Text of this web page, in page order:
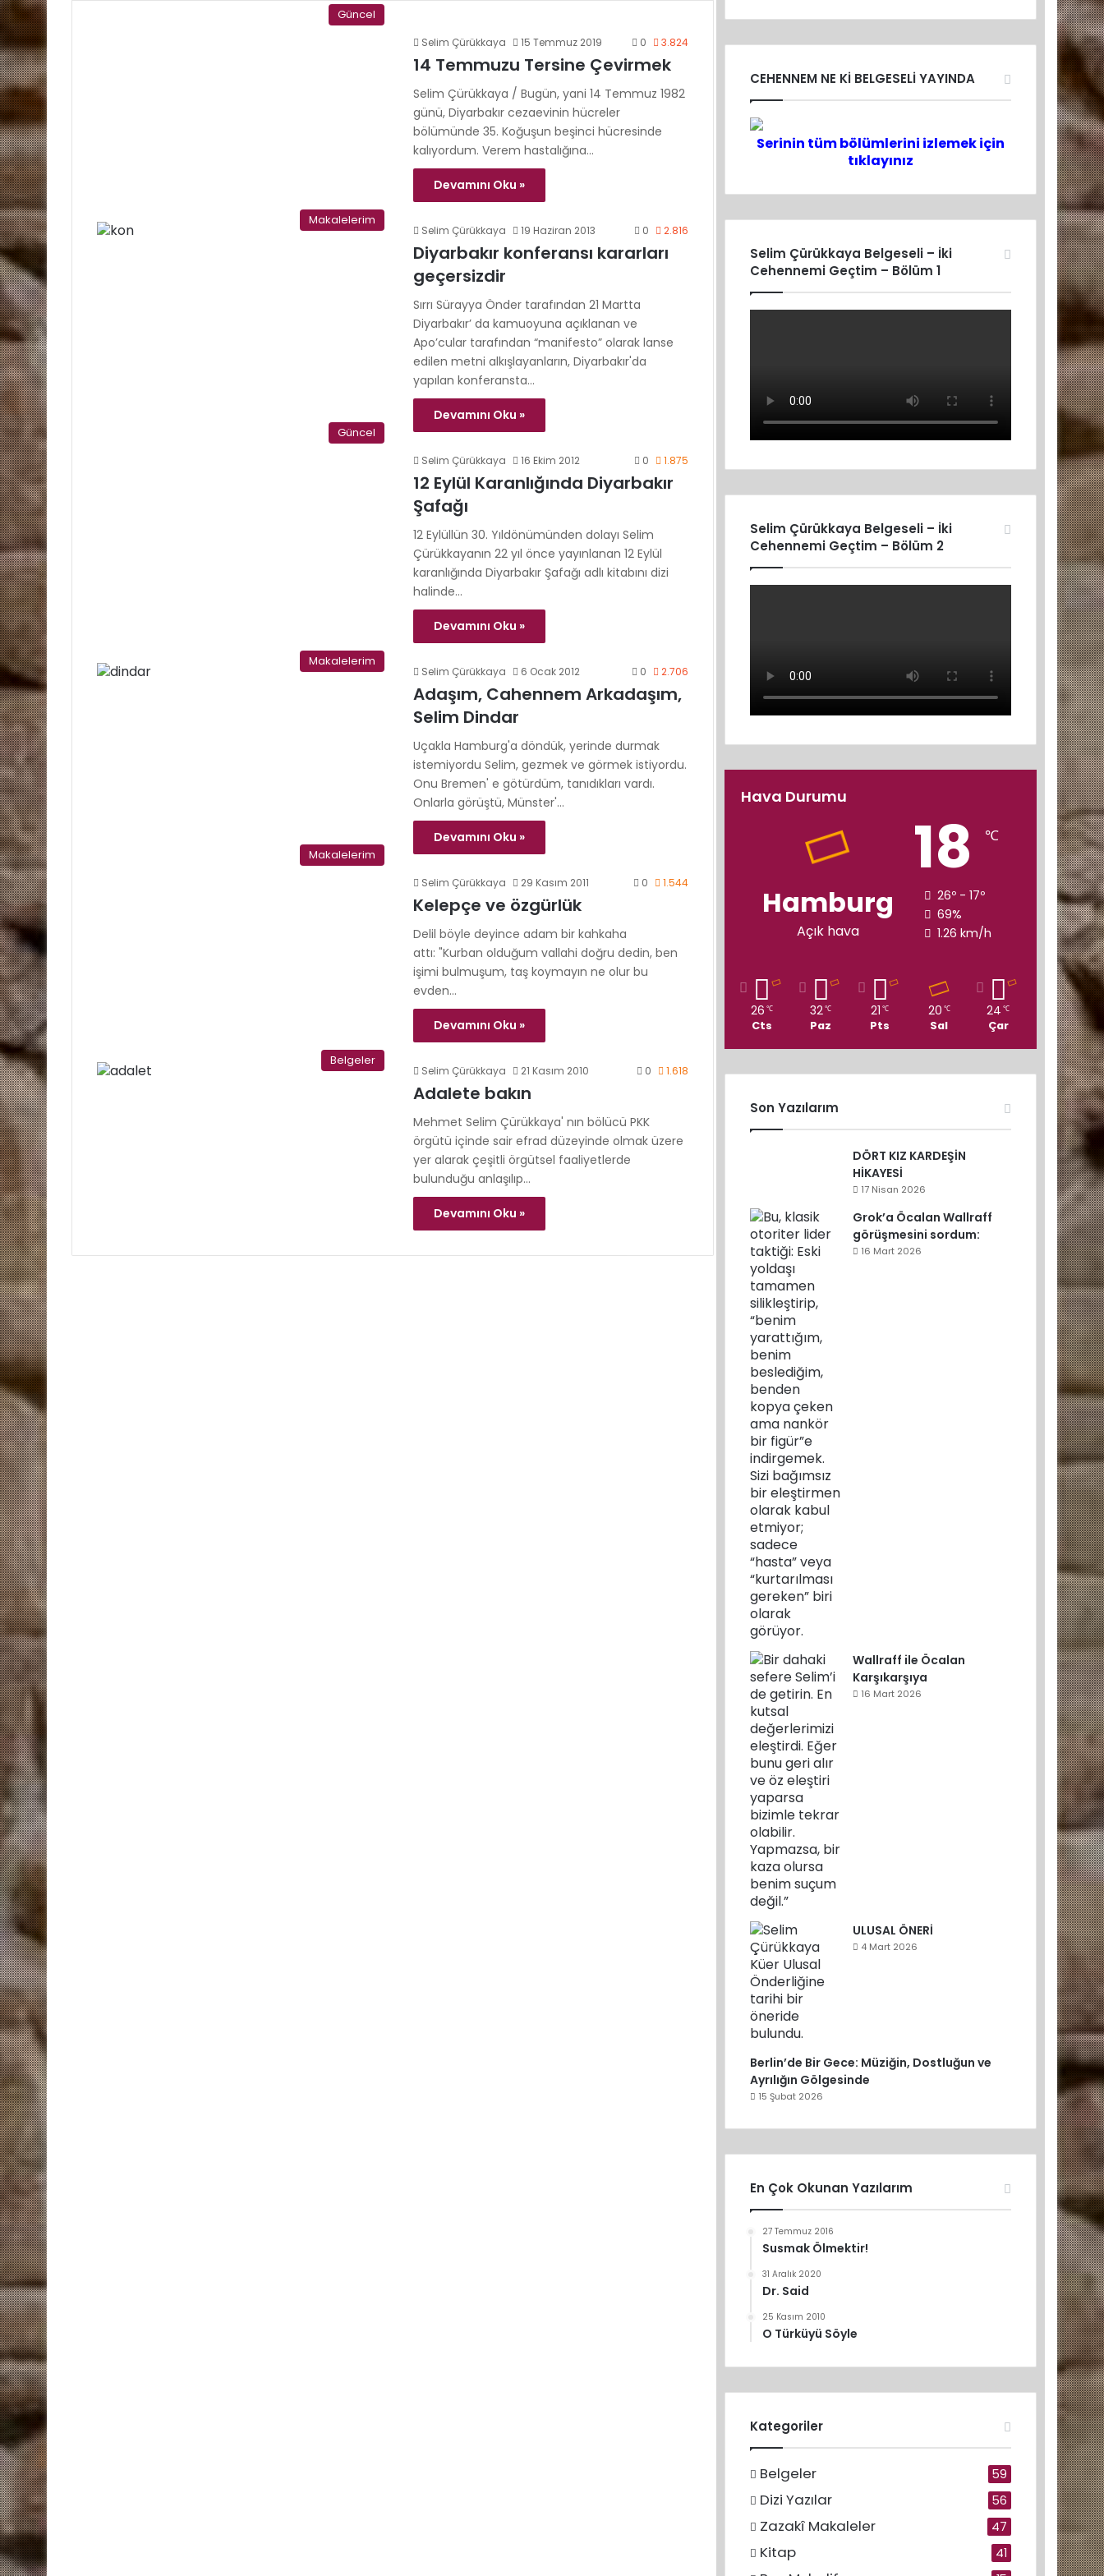
Güncel
Selim Çürükkaya 15 Temmuz 2019 0 3.824
14 Temmuzu Tersine Çevirmek
Selim Çürükkaya / Bugün, yani 14 Temmuz 1982
günü, Diyarbakır cezaevinin hücreler
bölümünde 35. Koğuşun beşinci hücresinde
kalıyordum. Verem hastalığına…
Devamını Oku »
Makalelerim
Selim Çürükkaya 19 Haziran 2013 0 2.816
Diyarbakır konferansı kararları
geçersizdir
Sırrı Sürayya Önder tarafından 21 Martta
Diyarbakır’ da kamuoyuna açıklanan ve
Apo’cular tarafından “manifesto” olarak lanse
edilen metni alkışlayanların, Diyarbakır'da
yapılan konferansta…
Devamını Oku »
Güncel
Selim Çürükkaya 16 Ekim 2012 0 1.875
12 Eylül Karanlığında Diyarbakır
Şafağı
12 Eylüllün 30. Yıldönümünden dolayı Selim
Çürükkayanın 22 yıl önce yayınlanan 12 Eylül
karanlığında Diyarbakır Şafağı adlı kitabını dizi
halinde…
Devamını Oku »
Makalelerim
Selim Çürükkaya 6 Ocak 2012 0 2.706
Adaşım, Cahennem Arkadaşım,
Selim Dindar
Uçakla Hamburg'a döndük, yerinde durmak
istemiyordu Selim, gezmek ve görmek istiyordu.
Onu Bremen' e götürdüm, tanıdıkları vardı.
Onlarla görüştü, Münster'…
Devamını Oku »
Makalelerim
Selim Çürükkaya 29 Kasım 2011 0 1.544
Kelepçe ve özgürlük
Delil böyle deyince adam bir kahkaha
attı: "Kurban olduğum vallahi doğru dedin, ben
işimi bulmuşum, taş koymayın ne olur bu
evden…
Devamını Oku »
Belgeler
Selim Çürükkaya 21 Kasım 2010 0 1.618
Adalete bakın
Mehmet Selim Çürükkaya' nın bölücü PKK
örgütü içinde sair efrad düzeyinde olmak üzere
yer alarak çeşitli örgütsel faaliyetlerde
bulunduğu anlaşılıp…
Devamını Oku »
CEHENNEM NE Kİ BELGESELİ YAYINDA
Serinin tüm bölümlerini izlemek için
tıklayınız
Selim Çürükkaya Belgeseli – İki
Cehennemi Geçtim – Bölüm 1
Selim Çürükkaya Belgeseli – İki
Cehennemi Geçtim – Bölüm 2
Hava Durumu
Hamburg
Açık hava
18 ℃
26º - 17º
69%
1.26 km/h
26 ℃
Cts
32℃
Paz
21 ℃
Pts
20 ℃
Sal
24 ℃
Çar
Son Yazılarım
DÖRT KIZ KARDEŞİN
HİKAYESİ
17 Nisan 2026
Grok’a Öcalan Wallraff
görüşmesini sordum:
16 Mart 2026
Wallraff ile Öcalan
Karşıkarşıya
16 Mart 2026
ULUSAL ÖNERİ
4 Mart 2026
Berlin’de Bir Gece: Müziğin, Dostluğun ve
Ayrılığın Gölgesinde
15 Şubat 2026
En Çok Okunan Yazılarım
27 Temmuz 2016
Susmak Ölmektir!
31 Aralık 2020
Dr. Said
25 Kasım 2010
O Türküyü Söyle
Kategoriler
Belgeler 59
Dizi Yazılar 56
Zazakî Makaleler 47
Kitap 41